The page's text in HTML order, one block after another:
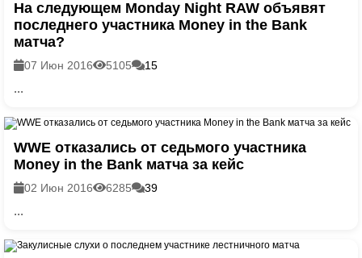
На следующем Monday Night RAW объявят
последнего участника Money in the Bank
матча?
07 Июн 2016 5105 15
...
WWE отказались от седьмого участника
Money in the Bank матча за кейс
02 Июн 2016 6285 39
...